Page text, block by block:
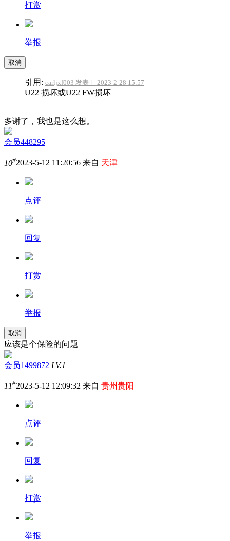
打赏
举报
取消
引用: carljxf003 发表于 2023-2-28 15:57
U22 损坏或U22 FW损坏
多谢了，我也是这么想。
会员448295
10#2023-5-12 11:20:56 来自 天津
点评
回复
打赏
举报
取消
应该是个保险的问题
会员1499872 LV.1
11#2023-5-12 12:09:32 来自 贵州贵阳
点评
回复
打赏
举报